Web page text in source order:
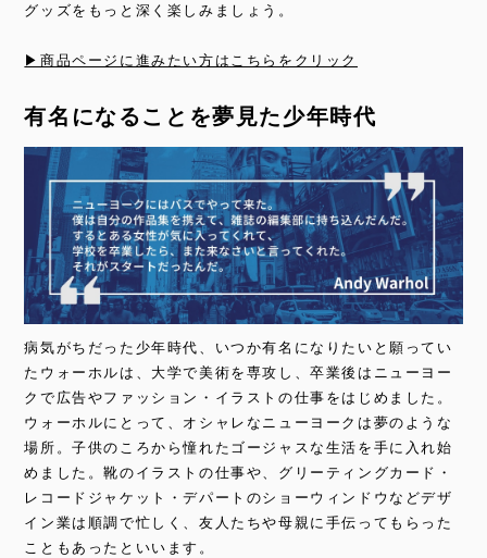
グッズをもっと深く楽しみましょう。
▶商品ページに進みたい方はこちらをクリック
有名になることを夢見た少年時代
病気がちだった少年時代、いつか有名になりたいと願ってい
たウォーホルは、大学で美術を専攻し、卒業後はニューヨー
クで広告やファッション・イラストの仕事をはじめました。
ウォーホルにとって、オシャレなニューヨークは夢のような
場所。子供のころから憧れたゴージャスな生活を手に入れ始
めました。靴のイラストの仕事や、グリーティングカード・
レコードジャケット・デパートのショーウィンドウなどデザ
イン業は順調で忙しく、友人たちや母親に手伝ってもらった
こともあったといいます。